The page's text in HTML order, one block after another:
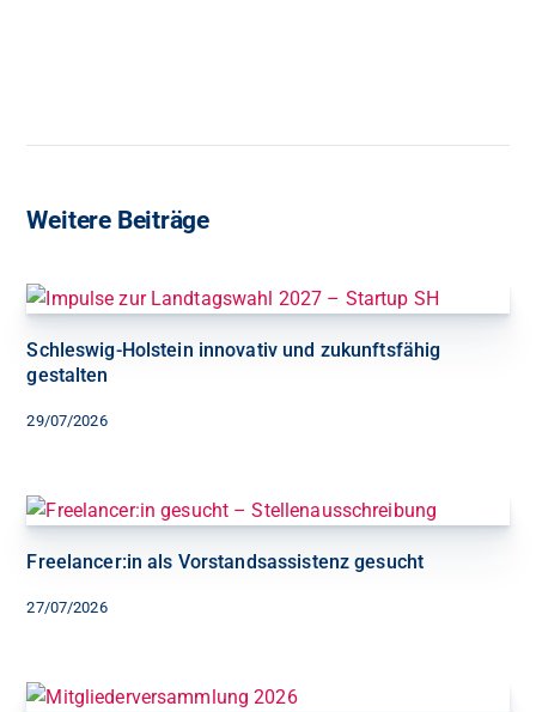
Weitere Beiträge
29/07/2026
Schleswig-Holstein innovativ und zukunftsfähig
gestalten
27/07/2026
Freelancer:in als Vorstandsassistenz gesucht